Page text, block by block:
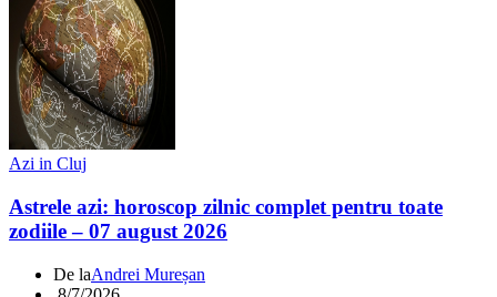
Azi in Cluj
Astrele azi: horoscop zilnic complet pentru toate
zodiile – 07 august 2026
De laAndrei Mureșan